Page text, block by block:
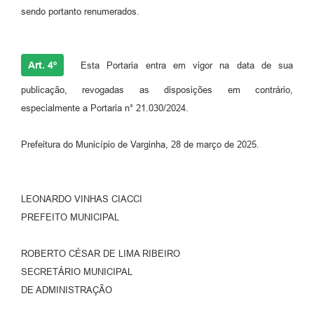
sendo portanto renumerados.
Art. 4º Esta Portaria entra em vigor na data de sua
publicação, revogadas as disposições em contrário,
especialmente a Portaria n° 21.030/2024.
Prefeitura do Município de Varginha, 28 de março de 2025.
LEONARDO VINHAS CIACCI
PREFEITO MUNICIPAL
ROBERTO CÉSAR DE LIMA RIBEIRO
SECRETÁRIO MUNICIPAL
DE ADMINISTRAÇÃO